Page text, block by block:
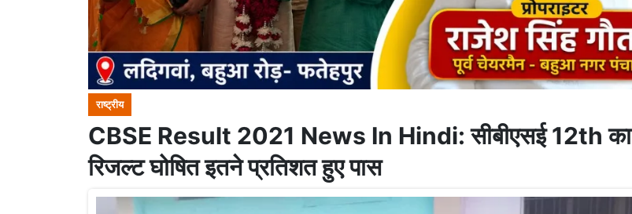
राष्ट्रीय
CBSE Result 2021 News In Hindi: सीबीएसई 12th का
रिजल्ट घोषित इतने प्रतिशत हुए पास